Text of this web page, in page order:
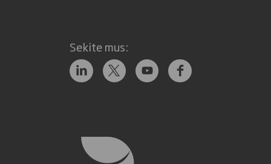
Sekite mus: